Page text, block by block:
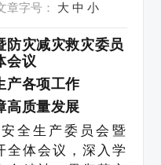
章字号： 大 中 小
防灾减灾救灾委员
会议
产各项工作
高质量发展
全生产委员会暨
全体会议，深入学